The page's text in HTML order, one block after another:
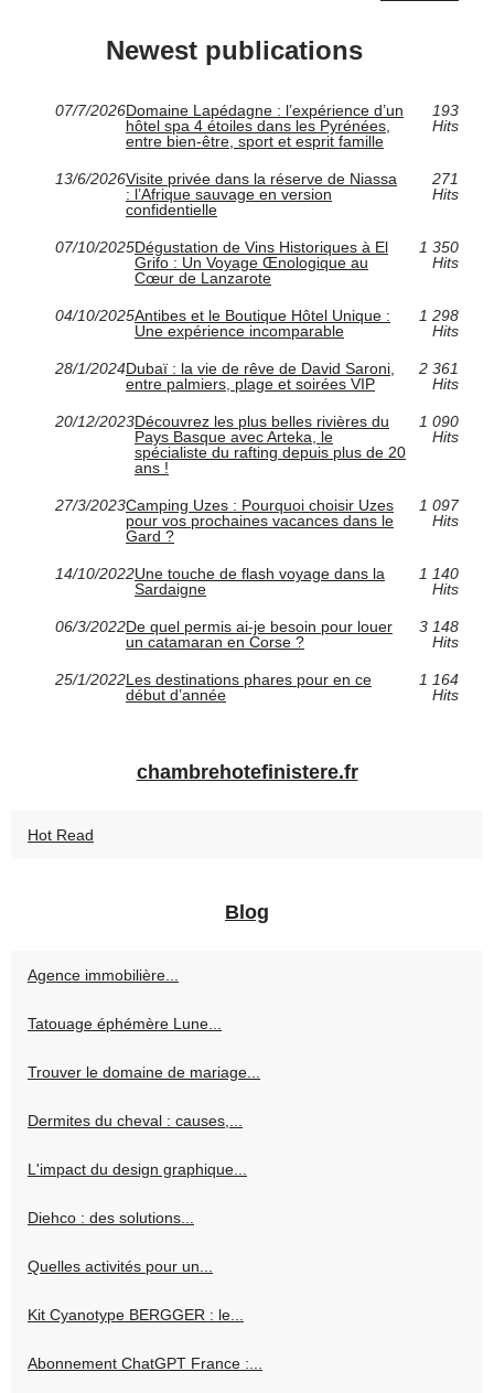
Newest publications
07/7/2026Domaine Lapédagne : l’expérience d’un
hôtel spa 4 étoiles dans les Pyrénées,
entre bien-être, sport et esprit famille
193
Hits
13/6/2026Visite privée dans la réserve de Niassa
: l’Afrique sauvage en version
confidentielle
271
Hits
07/10/2025Dégustation de Vins Historiques à El
Grifo : Un Voyage Œnologique au
Cœur de Lanzarote
1 350
Hits
04/10/2025Antibes et le Boutique Hôtel Unique :
Une expérience incomparable
1 298
Hits
28/1/2024Dubaï : la vie de rêve de David Saroni,
entre palmiers, plage et soirées VIP
2 361
Hits
20/12/2023Découvrez les plus belles rivières du
Pays Basque avec Arteka, le
spécialiste du rafting depuis plus de 20
ans !
1 090
Hits
27/3/2023Camping Uzes : Pourquoi choisir Uzes
pour vos prochaines vacances dans le
Gard ?
1 097
Hits
14/10/2022Une touche de flash voyage dans la
Sardaigne
1 140
Hits
06/3/2022De quel permis ai-je besoin pour louer
un catamaran en Corse ?
3 148
Hits
25/1/2022Les destinations phares pour en ce
début d’année
1 164
Hits
chambrehotefinistere.fr
Hot Read
Blog
Agence immobilière...
Tatouage éphémère Lune...
Trouver le domaine de mariage...
Dermites du cheval : causes,...
L'impact du design graphique...
Diehco : des solutions...
Quelles activités pour un...
Kit Cyanotype BERGGER : le...
Abonnement ChatGPT France :...